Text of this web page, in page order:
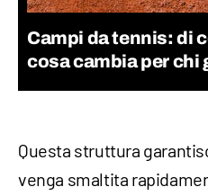
Campi da tennis: di
cosa cambia per chi
Questa struttura
venga smaltita